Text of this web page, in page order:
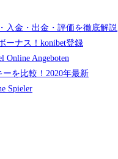
入金・出金・評価を徹底解説
ーナス！konibet登録
Online Angeboten
ーを比較！2020年最新
Spieler